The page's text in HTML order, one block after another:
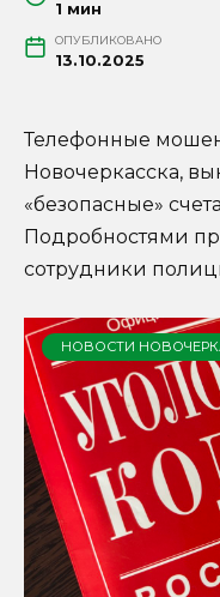
1 мин
ОПУБЛИКОВАНО
13.10.2025
Телефонные
Новочеркасска,
«безопасные»
Подробностями
сотрудники
НОВОСТИ